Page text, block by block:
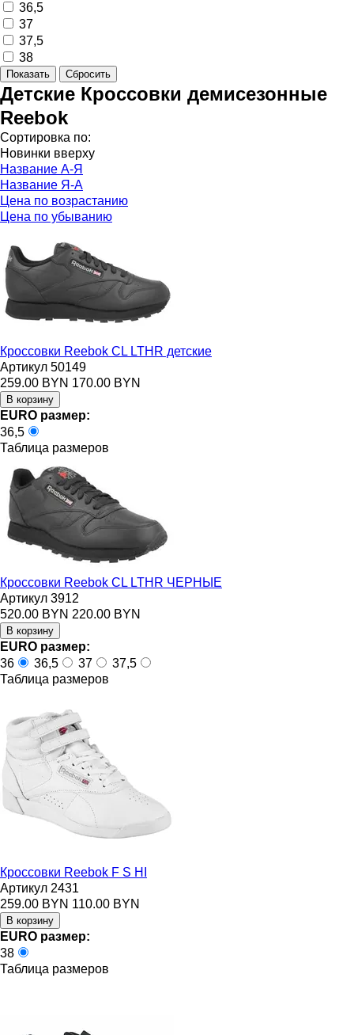
36,5
37
37,5
38
Детские Кроссовки демисезонные
Reebok
Сортировка по:
Новинки вверху
Название А-Я
Название Я-А
Цена по возрастанию
Цена по убыванию
Кроссовки Reebok CL LTHR детские
Артикул 50149
259.00 BYN 170.00 BYN
EURO размер:
36,5
Таблица размеров
Кроссовки Reebok CL LTHR ЧЕРНЫЕ
Артикул 3912
520.00 BYN 220.00 BYN
EURO размер:
36
36,5 37
37,5
Таблица размеров
Кроссовки Reebok F S HI
Артикул 2431
259.00 BYN 110.00 BYN
EURO размер:
38
Таблица размеров